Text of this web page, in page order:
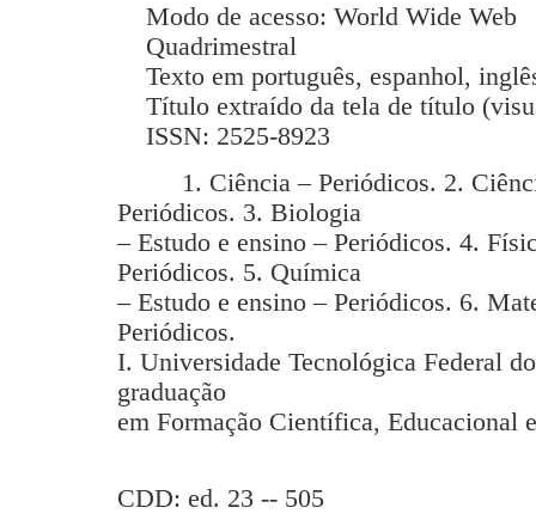
Modo de acesso: World Wide Web
Quadrimestral
Texto em português, espanhol,
Título extraído da tela de título
ISSN: 2525-8923
1. Ciência – Periódicos. 2.
Periódicos. 3. Biologia
– Estudo e ensino – Periódicos. 4.
Periódicos. 5. Química
– Estudo e ensino – Periódicos. 6.
Periódicos.
I. Universidade Tecnológica Federal
graduação
em Formação Científica, Educacional
CDD: ed. 23 -- 505